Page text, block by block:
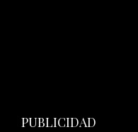
PUBLICIDAD